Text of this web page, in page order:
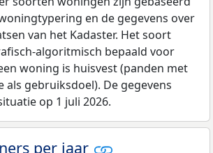
en de gegevens over
van het Kadaster. Het soort
algoritmisch bepaald voor
woning is huisvest (panden met
als gebruiksdoel). De gegevens
op 1 juli 2026.
per jaar